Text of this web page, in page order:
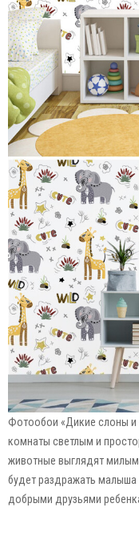
Фотообои «Дикие слоны и
комнаты светлым и
животные выглядят
будет раздражать
добрыми друзьями